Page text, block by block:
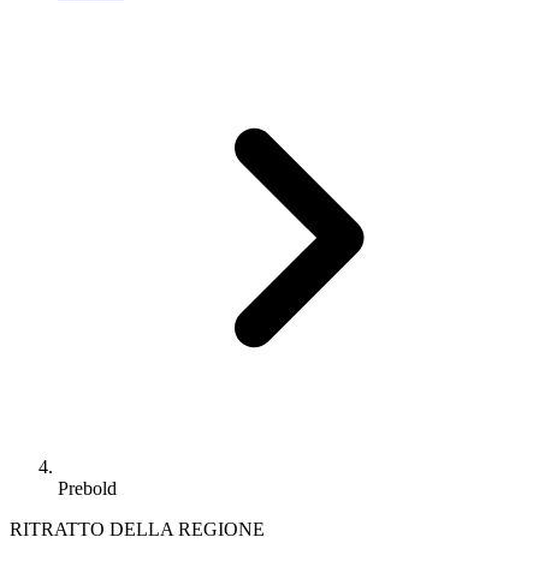
Prebold
RITRATTO DELLA REGIONE